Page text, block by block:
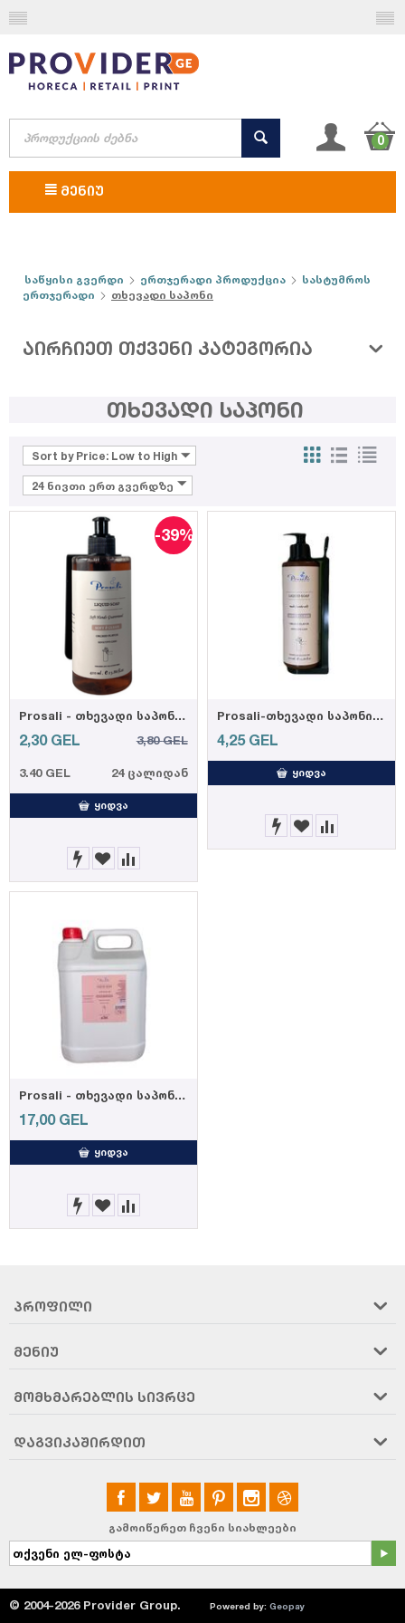
0
ᲛᲔᲜᲘᲣ
საწყისი გვერდი ერთჯერადი პროდუქცია
სასტუმროს
ერთჯერადი
თხევადი საპონი
ᲐᲘᲠᲩᲘᲔᲗ ᲗᲥᲕᲔᲜᲘ ᲙᲐᲢᲔᲒᲝᲠᲘᲐ
თხევადი საპონი
Sort by Price: Low to High
24 ნივთი ერთ გვერდზე
-39%
Prosali - თხევადი საპონი 410 მლ
2,30 GEL 3,80 GEL
3.40 GEL 24 ცალიდან
ᲧᲘᲓᲕᲐ
Prosali-თხევადი საპონი 410მლ
4,25 GEL
ᲧᲘᲓᲕᲐ
Prosali - თხევადი საპონი ოუშენ სფლაშ- 5კგ
17,00 GEL
ᲧᲘᲓᲕᲐ
ᲞᲠᲝᲤᲘᲚᲘ
ᲛᲔᲜᲘᲣ
ᲛᲝᲛᲮᲛᲐᲠᲔᲑᲚᲘᲡ ᲡᲘᲕᲠᲪᲔ
ᲓᲐᲒᲕᲘᲙᲐᲨᲘᲠᲓᲘᲗ
გამოიწერეთ ჩვენი სიახლეები
© 2004-2026 Provider Group. Powered by: Geopay